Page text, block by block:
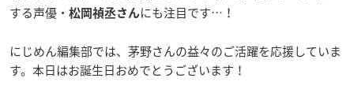
する声優・ 松岡禎丞さんにも注目です…！
にじめん編集部では、茅野さんの益々のご活躍を応援していま
す。本日はお誕生日おめでとうございます！